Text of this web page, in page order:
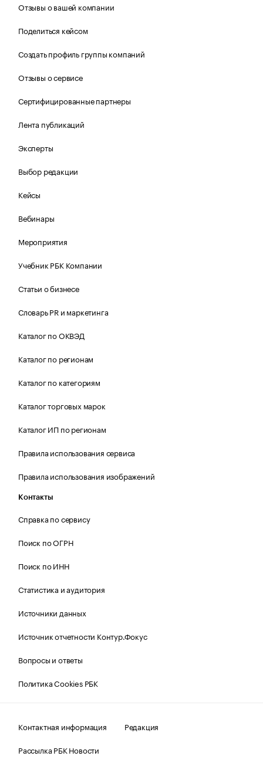
Отзывы о вашей компании
Поделиться кейсом
Создать профиль группы компаний
Отзывы о сервисе
Сертифицированные партнеры
Лента публикаций
Эксперты
Выбор редакции
Кейсы
Вебинары
Мероприятия
Учебник РБК Компании
Статьи о бизнесе
Словарь PR и маркетинга
Каталог по ОКВЭД
Каталог по регионам
Каталог по категориям
Каталог торговых марок
Каталог ИП по регионам
Правила использования сервиса
Правила использования изображений
Контакты
Справка по сервису
Поиск по ОГРН
Поиск по ИНН
Статистика и аудитория
Источники данных
Источник отчетности Контур.Фокус
Вопросы и ответы
Политика Cookies РБК
Контактная информация
Редакция
Рассылка РБК Новости